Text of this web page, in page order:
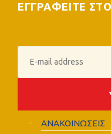
ΕΓΓΡΑΦΕΙΤΕ
ΑΝΑΚΟΙΝΩΣΕΙΣ